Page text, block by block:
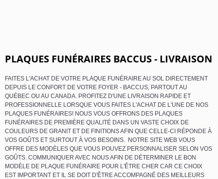
PLAQUES FUNÉRAIRES BACCUS - LIVRAISON
FAITES L'ACHAT DE VOTRE PLAQUE FUNÉRAIRE AU SOL DIRECTEMENT
DEPUIS LE CONFORT DE VOTRE FOYER - BACCUS, PARTOUT AU
QUÉBEC OU AU CANADA. PROFITEZ D'UNE LIVRAISON RAPIDE ET
PROFESSIONNELLE LORSQUE VOUS FAITES L'ACHAT DE L'UNE DE NOS
PLAQUES FUNÉRAIRES! NOUS VOUS OFFRONS DES PLAQUES
FUNÉRAIRES DE PREMIÈRE QUALITÉ DANS UN VASTE CHOIX DE
COULEURS DE GRANIT ET DE FINITIONS AFIN QUE CELLE-CI RÉPONDE À
VOS GOÛTS ET SURTOUT À VOS BESOINS. NOTRE SITE WEB VOUS
OFFRE DES MODÈLES QUE VOUS POUVEZ PERSONNALISER SELON VOS
GOÛTS. COMMUNIQUER AVEC NOUS AFIN DE DÉTERMINER LE BON
MODÈLE DE PLAQUE FUNÉRAIRE POUR L'ÊTRE CHER CAR CE CHOIX
EST IMPORTANT ET IL SE DOIT D'ÊTRE ACCOMPAGNÉ DES MEILLEURS